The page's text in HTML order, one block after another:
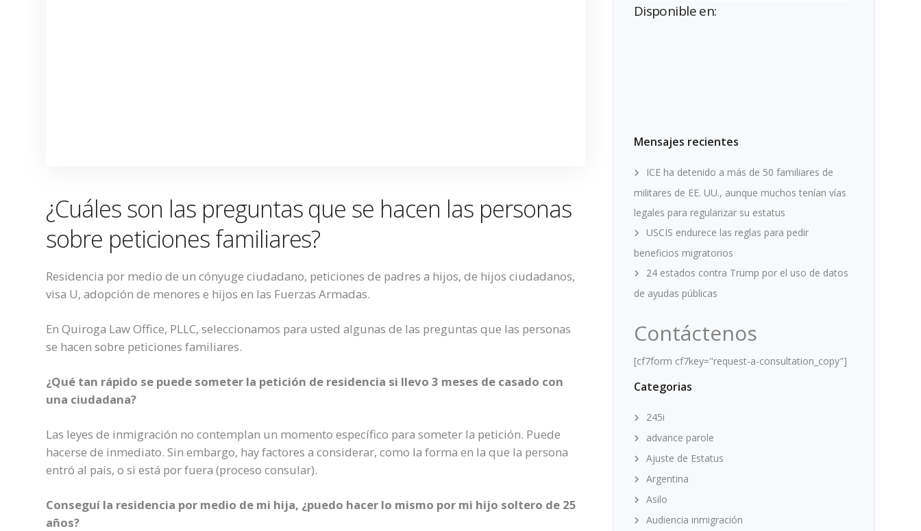
¿Cuáles son las preguntas que se hacen las personas
sobre peticiones familiares?
Residencia por medio de un cónyuge ciudadano, peticiones de padres a hijos, de hijos ciudadanos,
visa U, adopción de menores e hijos en las Fuerzas Armadas.
En Quiroga Law Office, PLLC, seleccionamos para usted algunas de las preguntas que las personas
se hacen sobre peticiones familiares.
¿Qué tan rápido se puede someter la petición de residencia si llevo 3 meses de casado con
una ciudadana?
Las leyes de inmigración no contemplan un momento específico para someter la petición. Puede
hacerse de inmediato. Sin embargo, hay factores a considerar, como la forma en la que la persona
entró al país, o si está por fuera (proceso consular).
Conseguí la residencia por medio de mi hija, ¿puedo hacer lo mismo por mi hijo soltero de 25
años?
Disponible en:
Mensajes recientes
ICE ha detenido a más de 50 familiares de
militares de EE. UU., aunque muchos tenían vías
legales para regularizar su estatus
USCIS endurece las reglas para pedir
beneficios migratorios
24 estados contra Trump por el uso de datos
de ayudas públicas
Contáctenos
[cf7form cf7key="request-a-consultation_copy"]
Categorias
245i
advance parole
Ajuste de Estatus
Argentina
Asilo
Audiencia inmigración